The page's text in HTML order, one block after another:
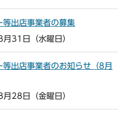
等出店事業者の募集
31日（水曜日）
出店事業者のお知らせ（8月
28日（金曜日）